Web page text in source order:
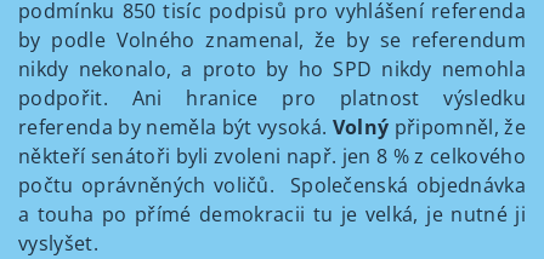
podmínku 850 tisíc podpisů pro vyhlášení referenda
by podle Volného znamenal, že by se referendum
nikdy nekonalo, a proto by ho SPD nikdy nemohla
podpořit. Ani hranice pro platnost výsledku
referenda by neměla být vysoká. Volný připomněl, že
někteří senátoři byli zvoleni např. jen 8 % z celkového
počtu oprávněných voličů. Společenská objednávka
a touha po přímé demokracii tu je velká, je nutné ji
vyslyšet.